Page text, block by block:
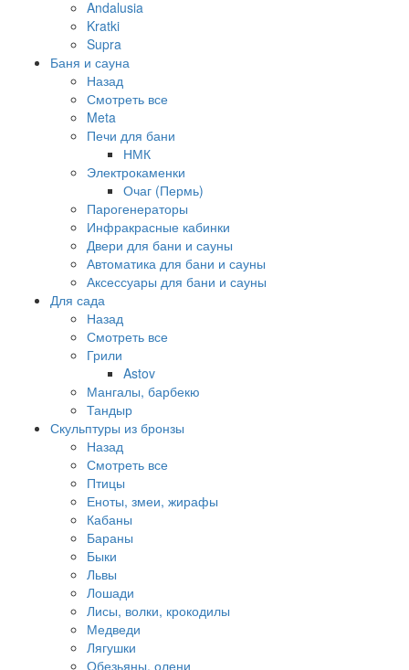
Andalusia
Kratki
Supra
Баня и сауна
Назад
Смотреть все
Meta
Печи для бани
НМК
Электрокаменки
Очаг (Пермь)
Парогенераторы
Инфракрасные кабинки
Двери для бани и сауны
Автоматика для бани и сауны
Аксессуары для бани и сауны
Для сада
Назад
Смотреть все
Грили
Astov
Мангалы, барбекю
Тандыр
Скульптуры из бронзы
Назад
Смотреть все
Птицы
Еноты, змеи, жирафы
Кабаны
Бараны
Быки
Львы
Лошади
Лисы, волки, крокодилы
Медведи
Лягушки
Обезьяны, олени